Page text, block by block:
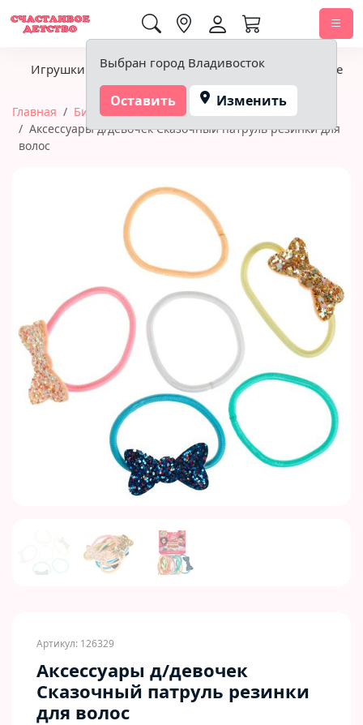
Выбран город Владивосток
Оставить Изменить
Игрушки Детское питание Подгузники, гигиена
Главная
Бижутерия и украшения
Аксессуары д/девочек Сказочный патруль резинки для
волос
Previous
Артикул: 126329
Аксессуары д/девочек
Сказочный патруль резинки
для волос